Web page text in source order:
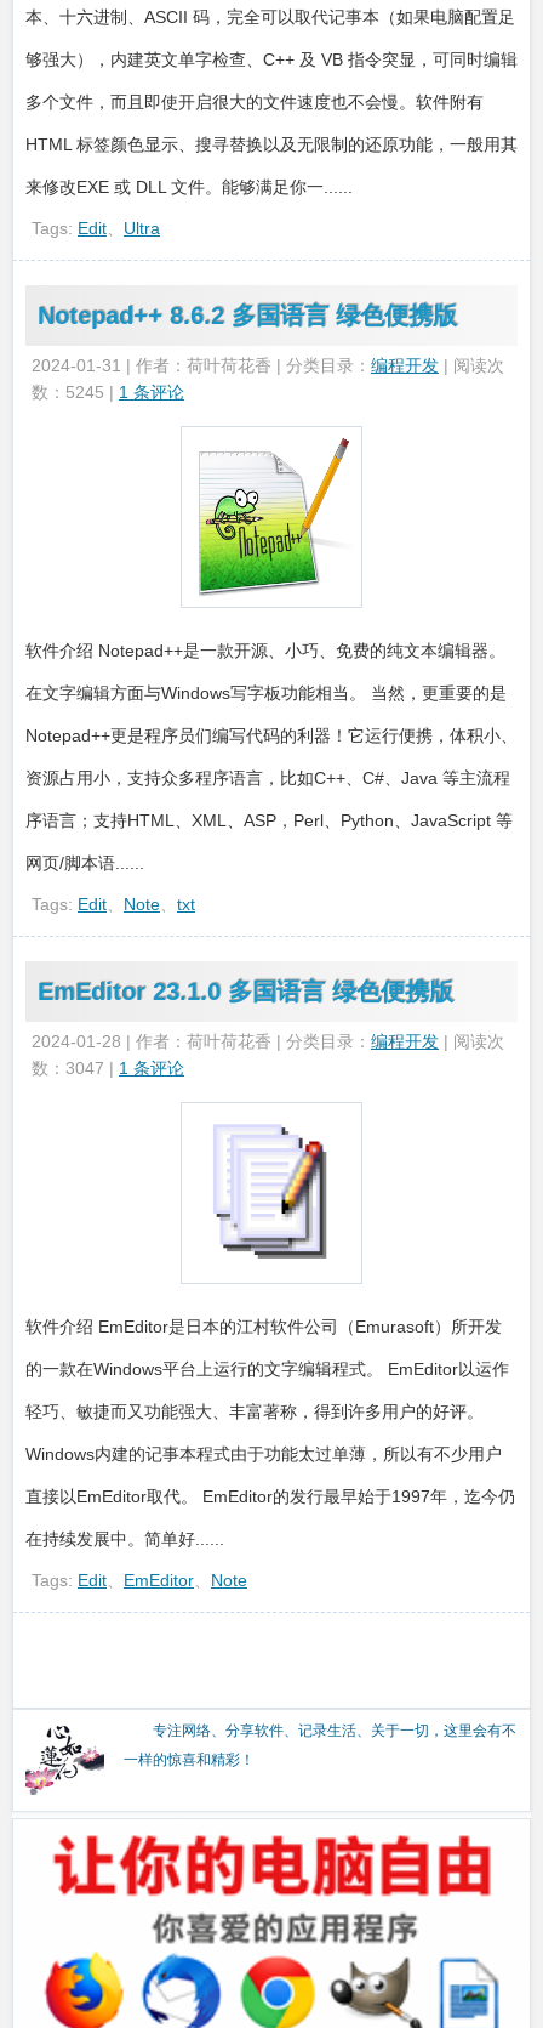
本、十六进制、ASCII 码，完全可以取代记事本（如果电脑配置足
够强大），内建英文单字检查、C++ 及 VB 指令突显，可同时编辑
多个文件，而且即使开启很大的文件速度也不会慢。软件附有
HTML 标签颜色显示、搜寻替换以及无限制的还原功能，一般用其
来修改EXE 或 DLL 文件。能够满足你一......
Tags: Edit Ultra
Notepad++ 8.6.2 多国语言 绿色便携版
2024-01-31 | 作者：荷叶荷花香 | 分类目录： 编程开发 | 阅读次
数：5245 | 1 条评论
软件介绍 Notepad++是一款开源、小巧、免费的纯文本编辑器。
在文字编辑方面与Windows写字板功能相当。 当然，更重要的是
Notepad++更是程序员们编写代码的利器！它运行便携，体积小、
资源占用小，支持众多程序语言，比如C++、C#、Java 等主流程
序语言；支持HTML、XML、ASP，Perl、Python、JavaScript 等
网页/脚本语......
Tags: Edit Note txt
EmEditor 23.1.0 多国语言 绿色便携版
2024-01-28 | 作者：荷叶荷花香 | 分类目录： 编程开发 | 阅读次
数：3047 | 1 条评论
软件介绍 EmEditor是日本的江村软件公司（Emurasoft）所开发
的一款在Windows平台上运行的文字编辑程式。 EmEditor以运作
轻巧、敏捷而又功能强大、丰富著称，得到许多用户的好评。
Windows内建的记事本程式由于功能太过单薄，所以有不少用户
直接以EmEditor取代。 EmEditor的发行最早始于1997年，迄今仍
在持续发展中。简单好......
Tags: Edit EmEditor Note
专注网络、分享软件、记录生活、关于一切，这里会有不
一样的惊喜和精彩！